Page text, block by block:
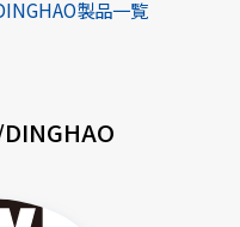
製品一覧